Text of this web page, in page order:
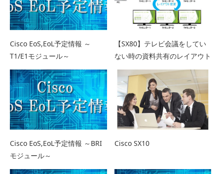
Cisco EoS,EoL予定情報 ～
T1/E1モジュール～
【SX80】テレビ会議をしてい
ない時の資料共有のレイアウト
Cisco EoS,EoL予定情報 ～BRI
モジュール～
Cisco SX10